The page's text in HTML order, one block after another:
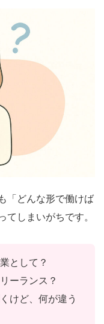
「どんな形で働けば
しまいがちです。
として？
ーランス？
けど、何が違う